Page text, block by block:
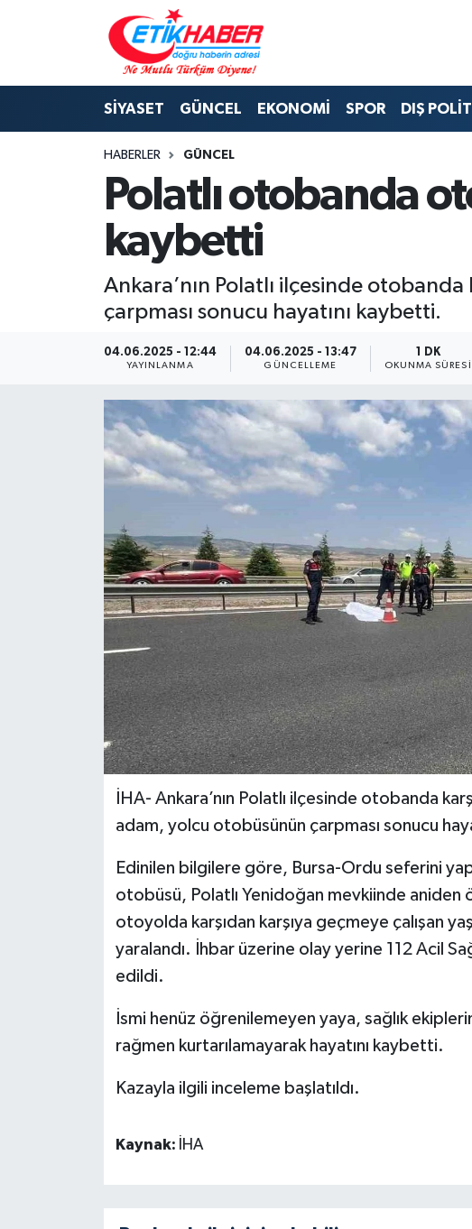
SİYASET GÜNCEL EKONOMİ SPOR DIŞ
HABERLER GÜNCEL
Polatlı otobanda
kaybetti
Ankara’nın Polatlı ilçesinde
çarpması sonucu hayatını kaybetti.
04.06.2025 - 12:44
YAYINLANMA
04.06.2025 - 13:47
GÜNCELLEME
1 DK
OKUNMA SÜRESI
İHA- Ankara’nın Polatlı ilçesinde otobanda
adam, yolcu otobüsünün çarpması sonucu
Edinilen bilgilere göre, Bursa-Ordu seferini
otobüsü, Polatlı Yenidoğan mevkiinde aniden
otoyolda karşıdan karşıya geçmeye çalışan
yaralandı. İhbar üzerine olay yerine 112 Acil
edildi.
İsmi henüz öğrenilemeyen yaya, sağlık
rağmen kurtarılamayarak hayatını kaybetti.
Kazayla ilgili inceleme başlatıldı.
Kaynak: İHA
BİLİM-TEKNOLOJİ
DIŞ POLİTİKA
EĞİTİM GENÇLİK
EKONOMİ
KÜLTÜR-SANAT-MAGAZİN
ÖZEL HABER
RÖPORTAJLAR
SİYASET
GÜNCEL
Nöbetçi Eczaneler
Hava Durumu
İstanbul Namaz Vakitleri
Trafik Durumu
Süper Lig Puan Durumu ve Fikstür
Son Dakika Haberleri